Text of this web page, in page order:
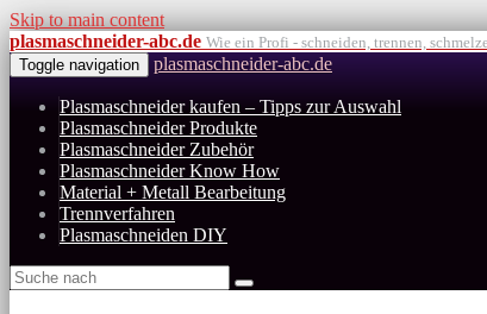
Skip to main content
plasmaschneider-abc.de Wie ein Profi - schneiden, trennen,
Toggle navigation
plasmaschneider-abc.de
Plasmaschneider kaufen – Tipps zur Auswahl
Plasmaschneider Produkte
Plasmaschneider Zubehör
Plasmaschneider Know How
Material + Metall Bearbeitung
Trennverfahren
Plasmaschneiden DIY